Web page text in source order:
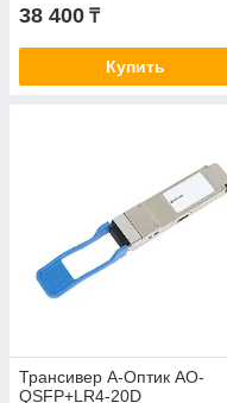
38 400 ₸
Купить
Трансивер А-Оптик AO-
QSFP+LR4-20D